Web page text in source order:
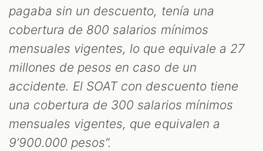
pagaba sin un descuento, tenía una
cobertura de 800 salarios mínimos
mensuales vigentes, lo que equivale a 27
millones de pesos en caso de un
accidente. El SOAT con descuento tiene
una cobertura de 300 salarios mínimos
mensuales vigentes, que equivalen a
9’900.000 pesos”.